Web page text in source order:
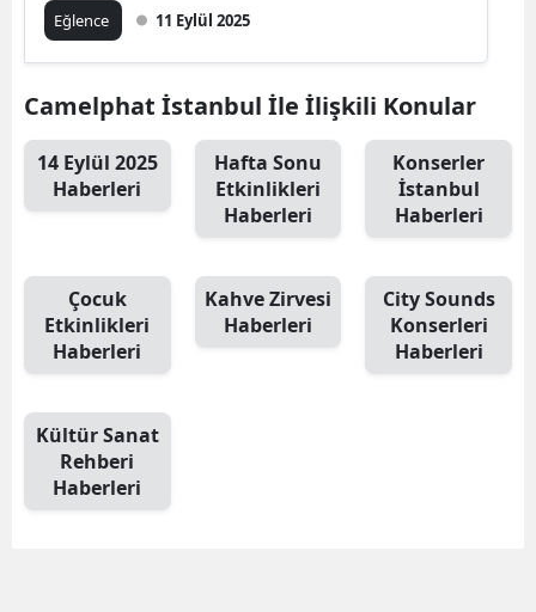
Eğlence 11 Eylül 2025
Camelphat İstanbul İle İlişkili Konular
14 Eylül 2025
Haberleri
Hafta Sonu
Etkinlikleri
Haberleri
Konserler
İstanbul
Haberleri
Çocuk
Etkinlikleri
Haberleri
Kahve Zirvesi
Haberleri
City Sounds
Konserleri
Haberleri
Kültür Sanat
Rehberi
Haberleri